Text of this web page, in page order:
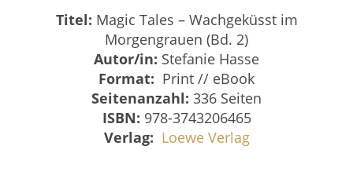
Titel: Magic Tales – Wachgeküsst im
Morgengrauen (Bd. 2)
Autor/in: Stefanie Hasse
Format: Print // eBook
Seitenanzahl: 336 Seiten
ISBN: 978-3743206465
Verlag: Loewe Verlag